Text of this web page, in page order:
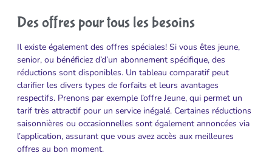
Des offres pour tous les besoins
Il existe également des offres spéciales! Si vous êtes jeune,
senior, ou bénéficiez d’d’un abonnement spécifique, des
réductions sont disponibles. Un tableau comparatif peut
clarifier les divers types de forfaits et leurs avantages
respectifs. Prenons par exemple l’offre Jeune, qui permet un
tarif très attractif pour un service inégalé. Certaines réductions
saisonnières ou occasionnelles sont également annoncées via
l’application, assurant que vous avez accès aux meilleures
offres au bon moment.